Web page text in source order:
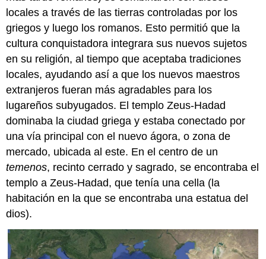
locales a través de las tierras controladas por los
griegos y luego los romanos. Esto permitió que la
cultura conquistadora integrara sus nuevos sujetos
en su religión, al tiempo que aceptaba tradiciones
locales, ayudando así a que los nuevos maestros
extranjeros fueran más agradables para los
lugareños subyugados. El templo Zeus-Hadad
dominaba la ciudad griega y estaba conectado por
una vía principal con el nuevo ágora, o zona de
mercado, ubicada al este. En el centro de un
temenos, recinto cerrado y sagrado, se encontraba el
templo a Zeus-Hadad, que tenía una cella (la
habitación en la que se encontraba una estatua del
dios).